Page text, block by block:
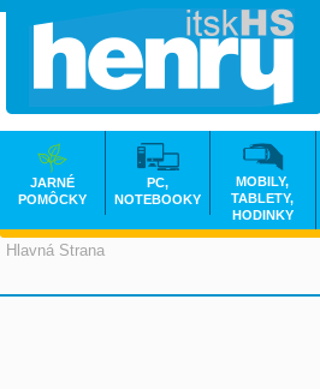
Hlavná Strana
JARNÉ
POMÔCKY
PC,
NOTEBOOKY
MOBILY,
TABLETY,
HODINKY